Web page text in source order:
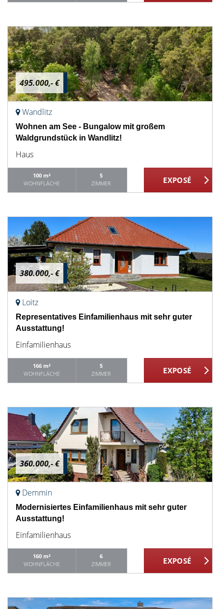
495.000,- €
Wandlitz
Wohnen am See - Bungalow mit großem
Waldgrundstück in Wandlitz!
Haus
100 m²
WOHNFLÄCHE
5
ZIMMER
380.000,- €
Loitz
Representatives Einfamilienhaus mit sehr guter
Ausstattung!
Einfamilienhaus
166 m²
WOHNFLÄCHE
5
ZIMMER
360.000,- €
Demmin
Modernisiertes Einfamilienhaus mit sehr guter
Ausstattung!
Einfamilienhaus
160 m²
WOHNFLÄCHE
6
ZIMMER